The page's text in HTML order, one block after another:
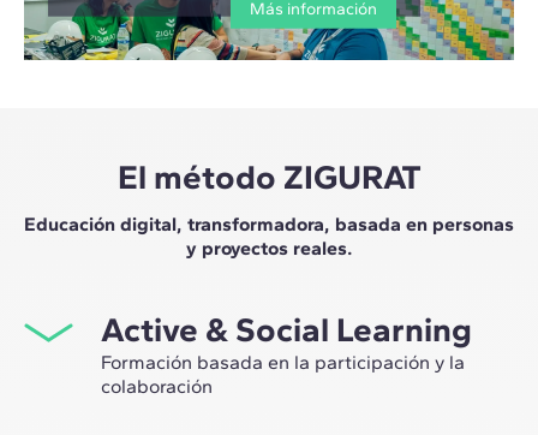
Más información
El método ZIGURAT
Educación digital, transformadora, basada en personas
y proyectos reales.
Active & Social Learning
Formación basada en la participación y la
colaboración